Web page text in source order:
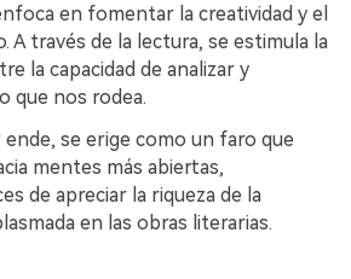
en fomentar la creatividad y el
A través de la lectura, se estimula la
la capacidad de analizar y
que nos rodea.
ende, se erige como un faro que
mentes más abiertas,
de apreciar la riqueza de la
en las obras literarias.